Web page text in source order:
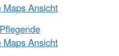
Maps Ansicht
Maps Ansicht